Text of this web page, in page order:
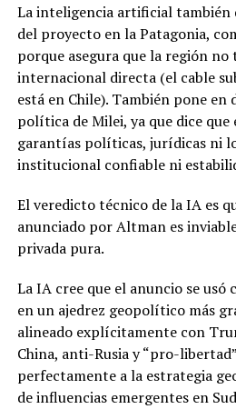
La inteligencia artificial también
del proyecto en la Patagonia,
porque asegura que la región
internacional directa (el cable
está en Chile). También pone en
política de Milei, ya que dice
garantías políticas, jurídicas ni
institucional confiable ni
El veredicto técnico de la IA es
anunciado por Altman es
privada pura.
La IA cree que el anuncio se usó
en un ajedrez geopolítico más
alineado explícitamente con
China, anti-Rusia y “pro-
perfectamente a la estrategia
de influencias emergentes en